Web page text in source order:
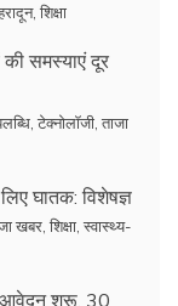
, शिक्षा
की समस्याएं दूर
टेक्नोलॉजी ताजा
घातक: विशेषज्ञ
खबर शिक्षा स्वास्थ्य-
आवेदन शुरू, 30